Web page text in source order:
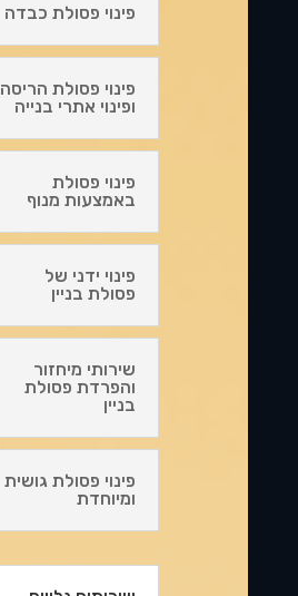
פינוי פסולת כבדה
פינוי פסולת הריסה
ופינוי אתרי בנייה
פינוי פסולת
באמצעות מנוף
פינוי ידני של
פסולת בניין
שירותי מיחזור
והפרדת פסולת
בניין
פינוי פסולת גושית
ומיוחדת